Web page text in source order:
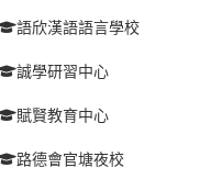
語欣漢語語言學校
誠學研習中心
賦賢教育中心
路德會官塘夜校